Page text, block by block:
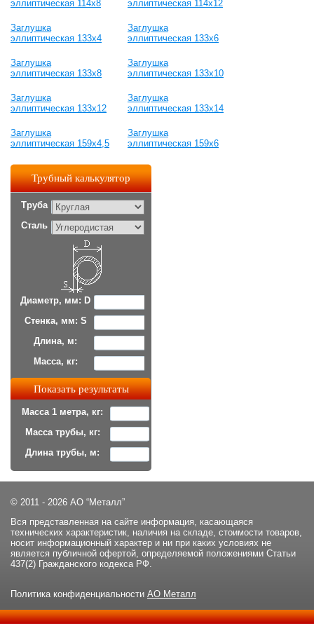
эллиптическая 114х8 эллиптическая 114х12
Заглушка
эллиптическая 133х4
Заглушка
эллиптическая 133х6
Заглушка
эллиптическая 133х8
Заглушка
эллиптическая 133х10
Заглушка
эллиптическая 133х12
Заглушка
эллиптическая 133х14
Заглушка
эллиптическая 159х4,5
Заглушка
эллиптическая 159х6
Трубный калькулятор
Труба
Сталь
Диаметр, мм: D
Стенка, мм: S
Длина, м:
Масса, кг:
Масса 1 метра, кг:
Масса трубы, кг:
Длина трубы, м:
© 2011 - 2026 АО “Металл”
Вся представленная на сайте информация, касающаяся
технических характеристик, наличия на складе, стоимости товаров,
носит информационный характер и ни при каких условиях не
является публичной офертой, определяемой положениями Статьи
437(2) Гражданского кодекса РФ.
Политика конфиденциальности АО Металл